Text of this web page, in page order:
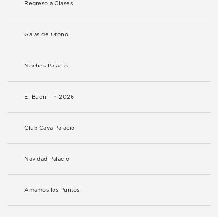
Regreso a Clases
Galas de Otoño
Noches Palacio
El Buen Fin 2026
Club Cava Palacio
Navidad Palacio
Amamos los Puntos